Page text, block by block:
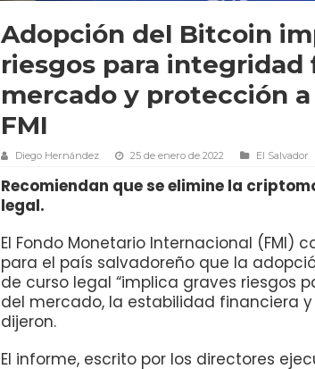
Adopción del Bitcoin
riesgos para integridad
mercado y protección
FMI
Diego Hernández 25 de enero de 2022 El Salvador
Recomiendan que se elimine la
legal.
El Fondo Monetario Internacional (FMI)
para el país salvadoreño que la
de curso legal “implica graves riesgos
del mercado, la estabilidad financiera
dijeron.
El informe, escrito por los directores